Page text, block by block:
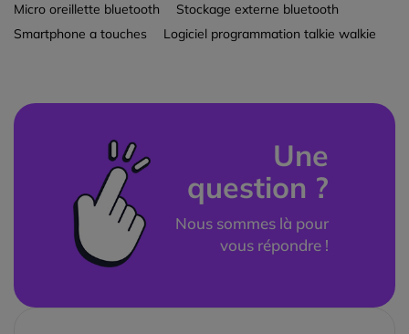
Micro oreillette bluetooth
Stockage externe bluetooth
Smartphone a touches
Logiciel programmation talkie walkie
Une
question ?
Nous sommes là pour
vous répondre !